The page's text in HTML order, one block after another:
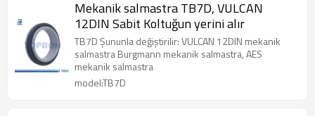
Mekanik salmastra TB7D, VULCAN
12DIN Sabit Koltuğun yerini alır
TB7D Şununla değiştirilir: VULCAN 12DIN mekanik
salmastra Burgmann mekanik salmastra, AES
mekanik salmastra
model:TB7D